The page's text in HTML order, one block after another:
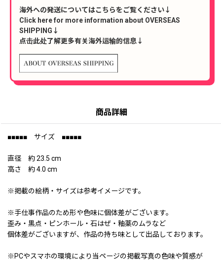
海外への発送についてはこちらをご覧ください↓
Click here for more information about OVERSEAS
SHIPPING↓
点击此处了解更多有关海外运输的信息↓
商品詳細
■■■■■ サイズ ■■■■■
直径 約 23.5 cm
高さ 約 4.0 cm
※掲載の絵柄・サイズは参考イメージです。
※手仕事作品のため形や色味に個体差がございます。
歪み・黒点・ピンホール・石はぜ・釉薬のムラなど
個体差がございますが、作品の持ち味として出品しております。
※PCやスマホの環境により当ページの掲載写真の色味や質感が